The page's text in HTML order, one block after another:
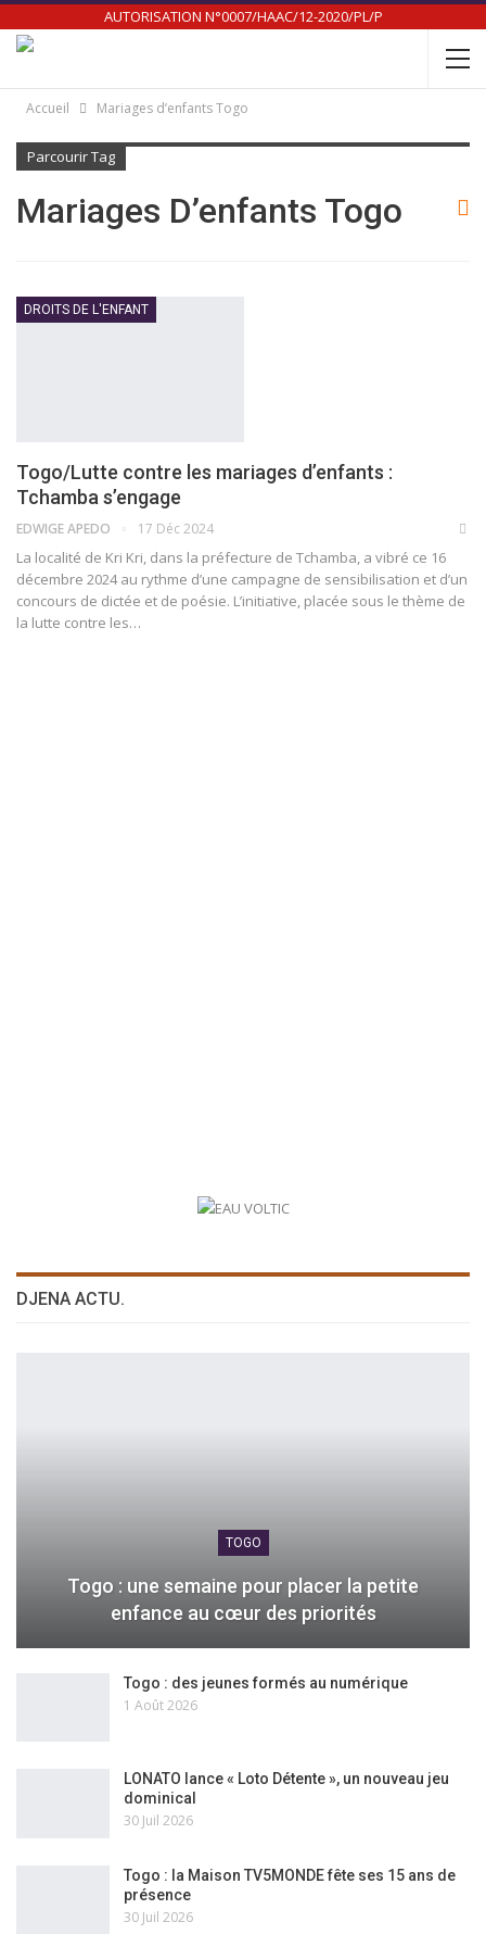
AUTORISATION N°0007/HAAC/12-2020/PL/P
Accueil Mariages d’enfants Togo
Parcourir Tag
Mariages D’enfants Togo
DROITS DE L'ENFANT
Togo/Lutte contre les mariages d’enfants :
Tchamba s’engage
EDWIGE APEDO 17 Déc 2024
La localité de Kri Kri, dans la préfecture de Tchamba, a vibré ce 16
décembre 2024 au rythme d’une campagne de sensibilisation et d’un
concours de dictée et de poésie. L’initiative, placée sous le thème de
la lutte contre les…
DJENA ACTU.
TOGO
Togo : une semaine pour placer la petite
enfance au cœur des priorités
Togo : des jeunes formés au numérique
1 Août 2026
LONATO lance « Loto Détente », un nouveau jeu
dominical
30 Juil 2026
Togo : la Maison TV5MONDE fête ses 15 ans de
présence
30 Juil 2026